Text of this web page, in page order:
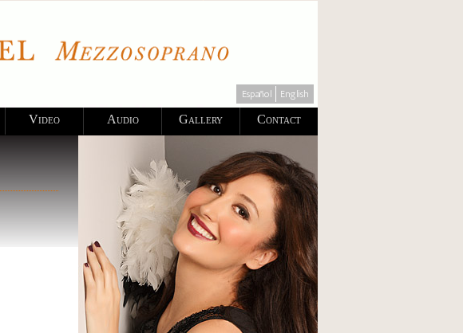
Español English
Video Audio Gallery Contact